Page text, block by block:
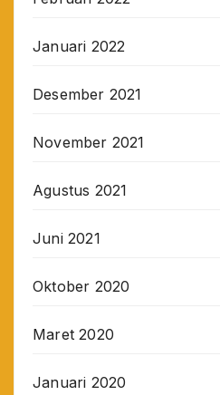
Januari 2022
Desember 2021
November 2021
Agustus 2021
Juni 2021
Oktober 2020
Maret 2020
Januari 2020